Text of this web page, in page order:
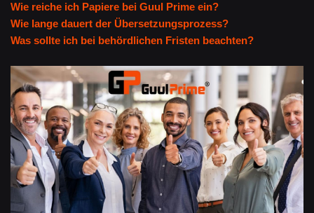
Wie reiche ich Papiere bei Guul Prime ein?
Wie lange dauert der Übersetzungsprozess?
Was sollte ich bei behördlichen Fristen beachten?